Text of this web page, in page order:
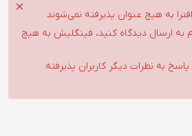
به هیچ عنوان پذیرفته نمی‌شوند
به ارسال دیدگاه کنید، فینگلیش به هیچ
پاسخ به نظرات دیگر کاربران پذیرفته